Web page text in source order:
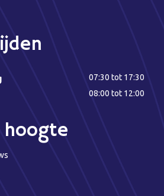
07:30 tot 17:30
08:00 tot 12:00